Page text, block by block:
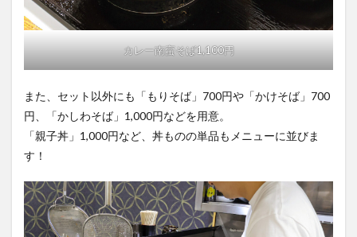
カレー南蛮そば1,100円
また、セット以外にも「もりそば」700円や「かけそば」700
円、「かしわそば」1,000円などを用意。
「親子丼」1,000円など、丼ものの単品もメニューに並びま
す！